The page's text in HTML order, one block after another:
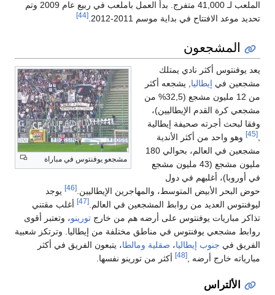
الملعب لـ 41,000 متفرج. بدأ العمل باملعب في ربيع عام 2009 وتم
موعد الافتتاح في بداية موسم 2011-2012.
[44]
المشجعون
مشجعو يوفنتوس في مباراة
يوفنتوس أكثر نادي يمتلك
فيإيطاليا , يشجعه أكثر
من 12 مليون مشجع (32,5% من
كرة القدم الإيطاليين)،
لبحث أجرته صحيفة إيطالية
وهو واحد من أكثر الأندية
مشجعين في العالم، بحوالي 180
مليون مشجع (43 مليون مشجع
أوروبا)، أغلبهم في دول
البحر الأبيض المتوسط، والمهاجرين الإيطاليين.[46]
يوجد
العديد من روابط المشجعين في العالم.[47]
أغلب مقتني
مباريات يوفنتوس على أرضه هم من خارج تورينو ، وتعتبر أقوى
مشجعي يوفنتوس في مناطق مختلفة من إيطاليا. وترتكز شعبية
فيجنوب إيطاليا ،صقلية ومالطا، يتبعون الفريق في أكثر
خارج أرضه ,
أكثر من تورينو نفسها.
الألتراس